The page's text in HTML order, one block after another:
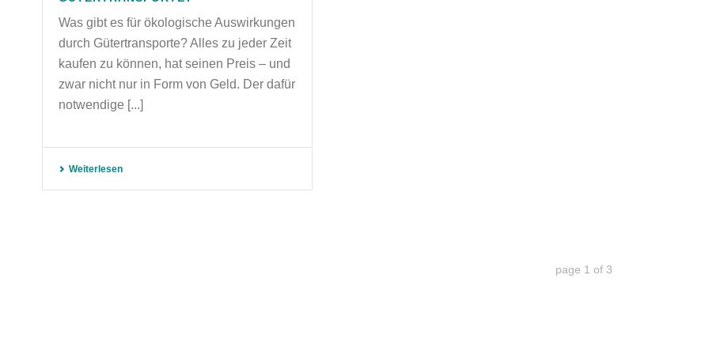
Was gibt es für ökologische Auswirkungen
durch Gütertransporte? Alles zu jeder Zeit
kaufen zu können, hat seinen Preis – und
zwar nicht nur in Form von Geld. Der dafür
notwendige [...]
Weiterlesen
page 1 of 3